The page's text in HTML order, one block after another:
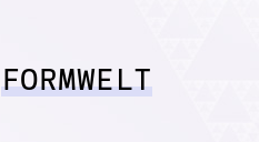
FORMWELT